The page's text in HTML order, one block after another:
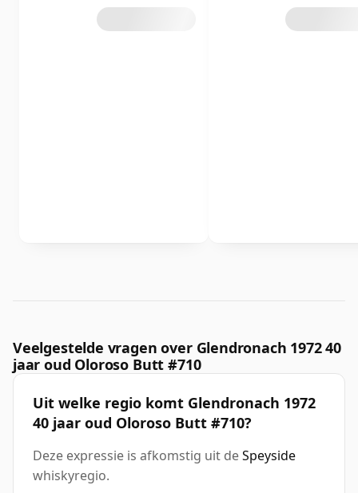
Veelgestelde vragen over Glendronach 1972 40
jaar oud Oloroso Butt #710
Uit welke regio komt Glendronach 1972
40 jaar oud Oloroso Butt #710?
Deze expressie is afkomstig uit deSpeyside
whiskyregio.